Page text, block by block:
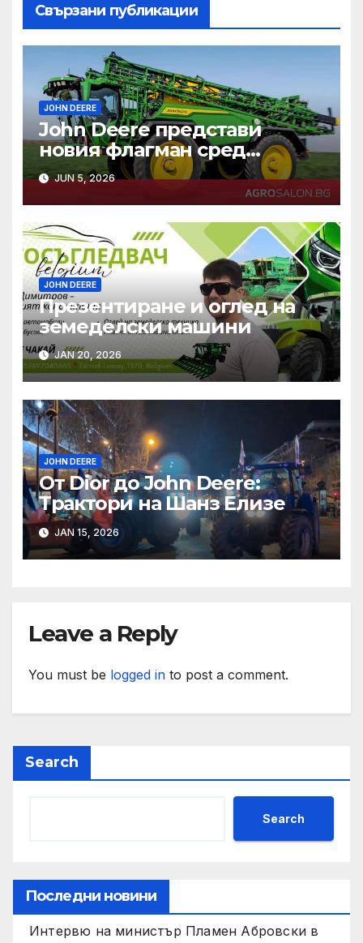
Свързани публикации
JOHN DEERE
John Deere представи
новия флагман сред
самоходните си пръскачки
– модел 500R
JUN 5, 2026
JOHN DEERE
Презентиране и оглед на
земеделски машини
JAN 20, 2026
JOHN DEERE
От Dior до John Deere:
Трактори на Шанз Елизе
JAN 15, 2026
Leave a Reply
You must be logged in to post a comment.
Search
Search
Последни новини
Интервю на министър Пламен Абровски в